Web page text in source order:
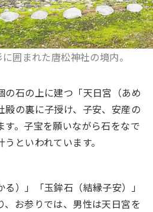
囲まれた唐松神社の境内。
の石の上に建つ「天日宮（あめ
殿の裏に子授け、子安、安産の
す。子宝を願いながら石をなで
といわれています。
）」「玉鉾石（結縁子安）」
、お参りでは、男性は天日宮を